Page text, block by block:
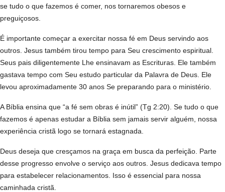
se tudo o que fazemos é comer, nos tornaremos obesos e
preguiçosos.
É importante começar a exercitar nossa fé em Deus servindo aos
outros. Jesus também tirou tempo para Seu crescimento espiritual.
Seus pais diligentemente Lhe ensinavam as Escrituras. Ele também
gastava tempo com Seu estudo particular da Palavra de Deus. Ele
levou aproximadamente 30 anos Se preparando para o ministério.
A Bíblia ensina que “a fé sem obras é inútil” (Tg 2:20). Se tudo o que
fazemos é apenas estudar a Bíblia sem jamais servir alguém, nossa
experiência cristã logo se tornará estagnada.
Deus deseja que cresçamos na graça em busca da perfeição. Parte
desse progresso envolve o serviço aos outros. Jesus dedicava tempo
para estabelecer relacionamentos. Isso é essencial para nossa
caminhada cristã.